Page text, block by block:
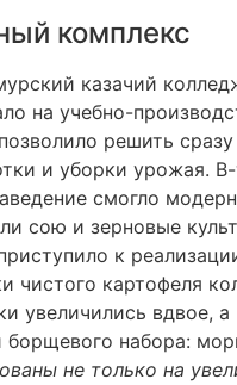
комплекс
казачий
на учебно-
решить
и уборки урожая.
смогло
сою и зерновые
к
чистого картофеля
увеличились вдвое,
набора:
не только на